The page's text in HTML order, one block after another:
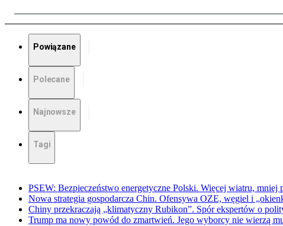
Powiązane
Polecane
Najnowsze
Tagi
PSEW: Bezpieczeństwo energetyczne Polski. Więcej wiatru, mniej
Nowa strategia gospodarcza Chin. Ofensywa OZE, węgiel i
Chiny przekraczają „klimatyczny Rubikon”. Spór ekspertów o
Trump ma nowy powód do zmartwień. Jego wyborcy nie wierzą